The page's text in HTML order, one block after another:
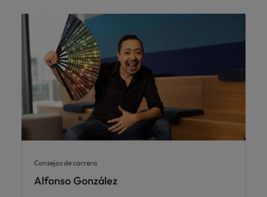
Consejos de carrera
Alfonso González